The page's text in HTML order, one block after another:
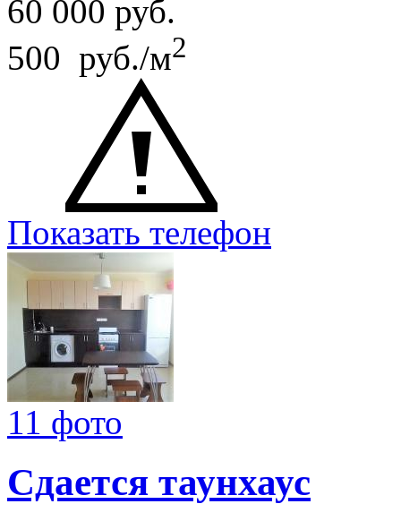
60 000 руб.
500 руб./м2
Показать телефон
11 фото
Сдается таунхаус